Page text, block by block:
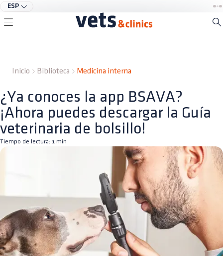
ESP
Inicio Biblioteca Medicina interna
¿Ya conoces la app BSAVA?
¡Ahora puedes descargar la Guía
veterinaria de bolsillo!
Tiempo de lectura: 1 min